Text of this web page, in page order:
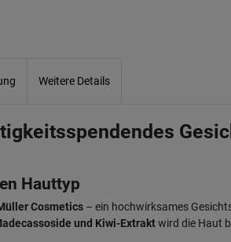
Weitere Details
Hauttyp
Cosmetics – ein hochwirksames
und Kiwi-Extraktwird die Haut